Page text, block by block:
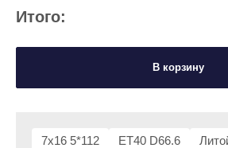
7x16 5*112 ET40 D66.6
Итого:
В корзину